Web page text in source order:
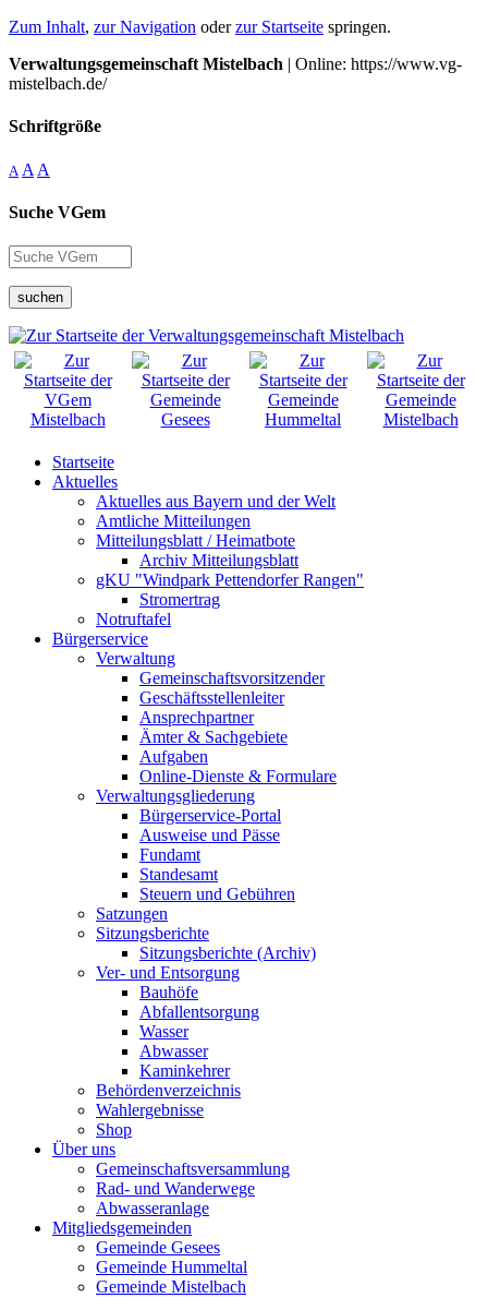
Zum Inhalt, zur Navigation oderzur Startseite springen.
Verwaltungsgemeinschaft Mistelbach | Online: https://www.vg-
mistelbach.de/
Schriftgröße
A A A
Suche VGem
suchen
Startseite
Aktuelles
Aktuelles aus Bayern und der Welt
Amtliche Mitteilungen
Mitteilungsblatt / Heimatbote
Archiv Mitteilungsblatt
gKU "Windpark Pettendorfer Rangen"
Stromertrag
Notruftafel
Bürgerservice
Verwaltung
Gemeinschaftsvorsitzender
Geschäftsstellenleiter
Ansprechpartner
Ämter & Sachgebiete
Aufgaben
Online-Dienste & Formulare
Verwaltungsgliederung
Bürgerservice-Portal
Ausweise und Pässe
Fundamt
Standesamt
Steuern und Gebühren
Satzungen
Sitzungsberichte
Sitzungsberichte (Archiv)
Ver- und Entsorgung
Bauhöfe
Abfallentsorgung
Wasser
Abwasser
Kaminkehrer
Behördenverzeichnis
Wahlergebnisse
Shop
Über uns
Gemeinschaftsversammlung
Rad- und Wanderwege
Abwasseranlage
Mitgliedsgemeinden
Gemeinde Gesees
Gemeinde Hummeltal
Gemeinde Mistelbach